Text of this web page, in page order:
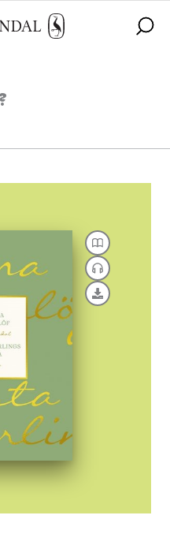
saga